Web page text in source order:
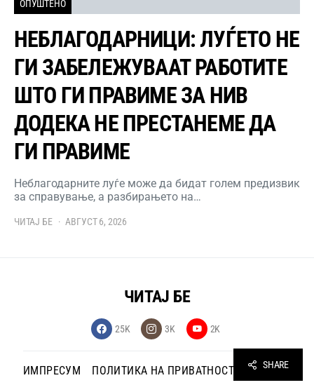
ОПУШТЕНО
НЕБЛАГОДАРНИЦИ: ЛУЃЕТО НЕ
ГИ ЗАБЕЛЕЖУВААТ РАБОТИТЕ
ШТО ГИ ПРАВИМЕ ЗА НИВ
ДОДЕКА НЕ ПРЕСТАНЕМЕ ДА
ГИ ПРАВИМЕ
Неблагодарните луѓе може да бидат голем предизвик
за справување, а разбирањето на…
ЧИТАЈ БЕ АВГУСТ 6, 2026
ЧИТАЈ БЕ
25K 3K 2K
ИМПРЕСУМ ПОЛИТИКА НА ПРИВАТНОСТ КОНТАКТ
SHARE